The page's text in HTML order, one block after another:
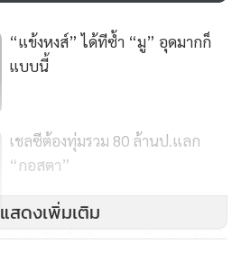
“แข้งหงส์” ได้ทีซ้ำ “มู” อุดมากก็
แบบนี้
เชลซีต้องทุ่มรวม 80 ล้านป.แลก
“กอสตา”
“เชลซี” มั่นชัยชนะเหนือ “หงส์” ส่ง
แสดงเพิ่มเติม